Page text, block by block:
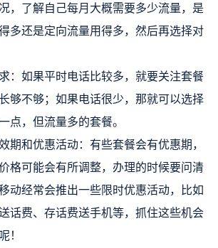
，了解自己每月大概需要多少流量，是
多还是定向流量用得多，然后再选择对
：如果平时电话比较多，就要关注套餐
够不够；如果电话很少，那就可以选择
点，但流量多的套餐。
期和优惠活动：有些套餐会有优惠期，
格可能会有所调整，办理的时候要问清
动经常会推出一些限时优惠活动，比如
话费、存话费送手机等，抓住这些机会
！